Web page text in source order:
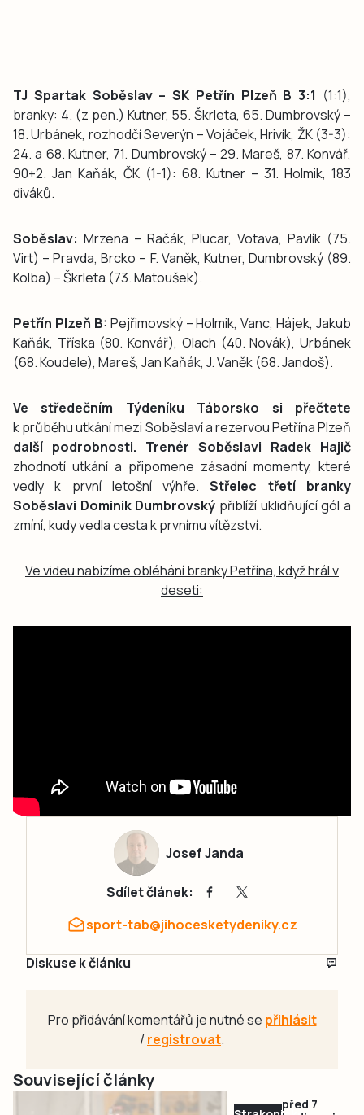
TJ Spartak Soběslav – SK Petřín Plzeň B 3:1 (1:1),
branky: 4. (z pen.) Kutner, 55. Škrleta, 65. Dumbrovský –
18. Urbánek, rozhodčí Severýn – Vojáček, Hrivík, ŽK (3-3):
24. a 68. Kutner, 71. Dumbrovský – 29. Mareš, 87. Konvář,
90+2. Jan Kaňák, ČK (1-1): 68. Kutner – 31. Holmik, 183
diváků.
Soběslav: Mrzena – Račák, Plucar, Votava, Pavlík (75.
Virt) – Pravda, Brcko – F. Vaněk, Kutner, Dumbrovský (89.
Kolba) – Škrleta (73. Matoušek).
Petřín Plzeň B: Pejřimovský – Holmik, Vanc, Hájek, Jakub
Kaňák, Tříska (80. Konvář), Olach (40. Novák), Urbánek
(68. Koudele), Mareš, Jan Kaňák, J. Vaněk (68. Jandoš).
Ve středečním Týdeníku Táborsko si přečtete
k průběhu utkání mezi Soběslaví a rezervou Petřína Plzeň
další podrobnosti. Trenér Soběslavi Radek Hajič
zhodnotí utkání a připomene zásadní momenty, které
vedly k první letošní výhře.Střelec třetí branky
Soběslavi Dominik Dumbrovský přiblíží uklidňující gól a
zmíní, kudy vedla cesta k prvnímu vítězství.
Ve videu nabízíme obléhání branky Petřína, když hrál v
deseti:
Josef Janda
Sdílet článek:
sport-tab@jihocesketydeniky.cz
Diskuse k článku
Pro přidávání komentářů je nutné se přihlásit
/registrovat.
Související články
před 7